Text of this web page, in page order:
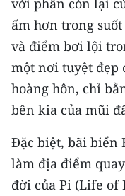
với phần còn lại
ấm hơn trong
và điểm bơi lội
một nơi tuyệt đẹp
hoàng hôn, chỉ
bên kia của mũi
Đặc biệt, bãi biển
làm địa điểm
đời của Pi (Life of